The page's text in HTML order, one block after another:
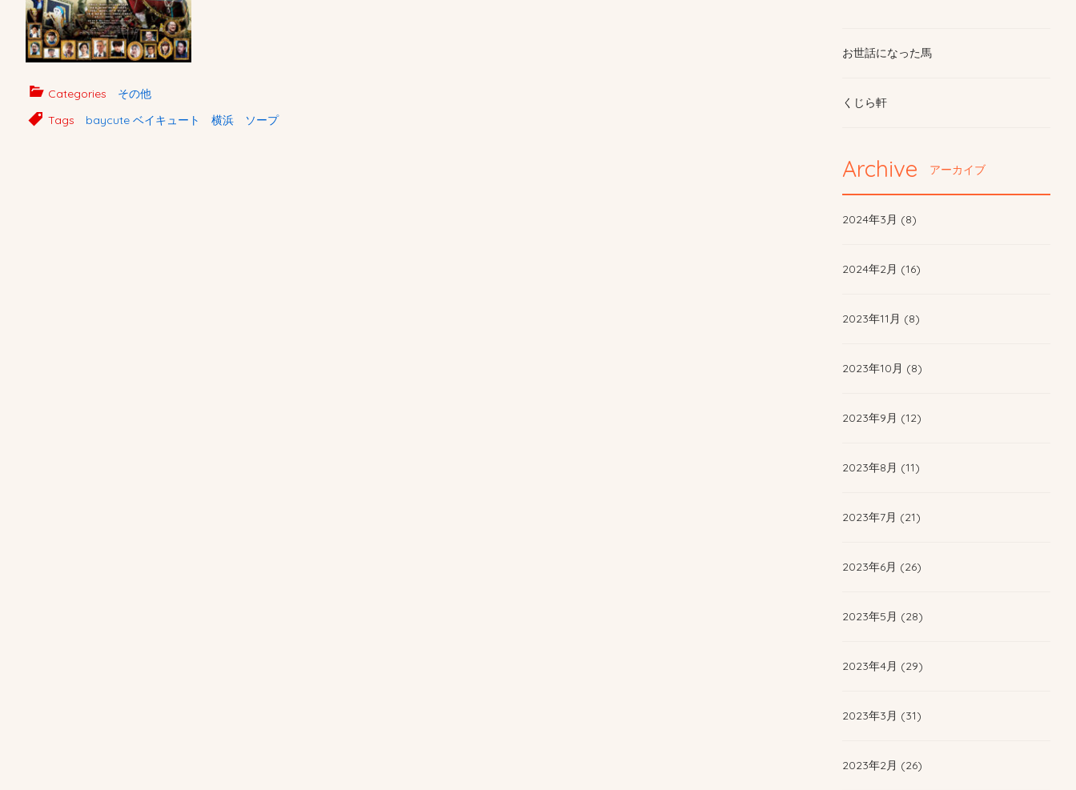
Categories
その他
Tags
baycute ベイキュート 横浜 ソープ
お世話になった馬
くじら軒
Archive アーカイブ
2024年3月 (8)
2024年2月 (16)
2023年11月 (8)
2023年10月 (8)
2023年9月 (12)
2023年8月 (11)
2023年7月 (21)
2023年6月 (26)
2023年5月 (28)
2023年4月 (29)
2023年3月 (31)
2023年2月 (26)